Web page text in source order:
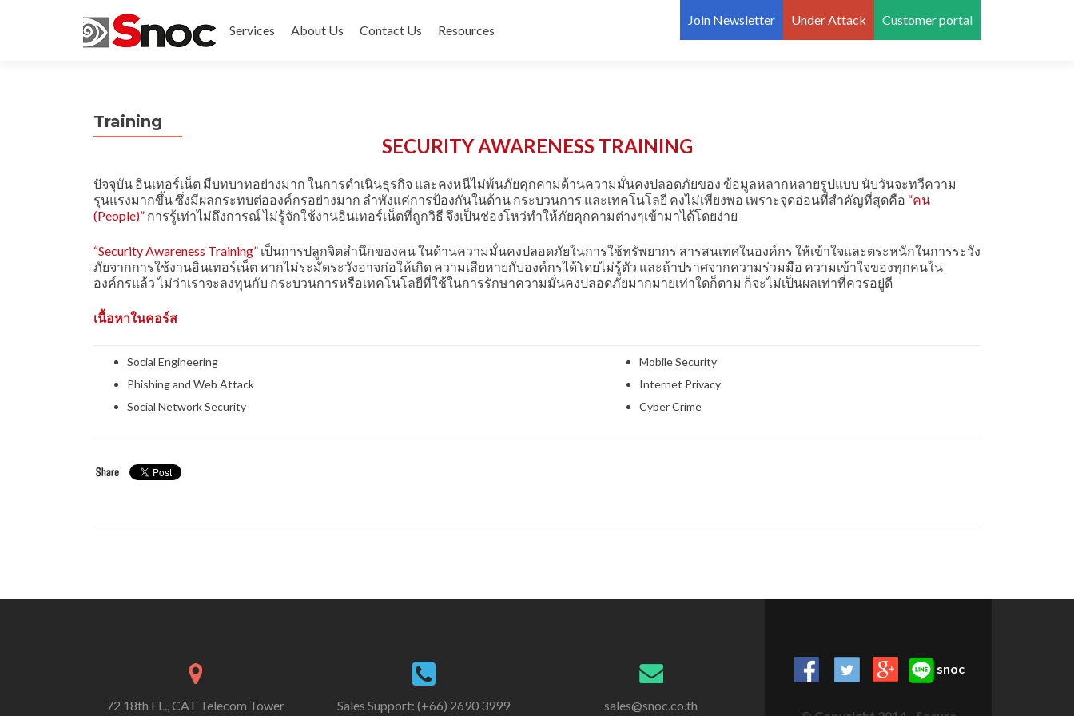
Services About Us Contact Us Resources
Join Newsletter Under Attack Customer portal
Training
SECURITY AWARENESS TRAINING
ปัจจุบัน อินเทอร์เน็ต มีบทบาทอย่างมาก ในการดำเนินธุรกิจ และคงหนีไม่พ้นภัยคุกคามด้านความมั่นคงปลอดภัยของ ข้อมูลหลากหลายรูปแบบ นับวันจะทวีความ
รุนแรงมากขึ้น ซึ่งมีผลกระทบต่อองค์กรอย่างมาก ลำพังแค่การป้องกันในด้าน กระบวนการ และเทคโนโลยี คงไม่เพียงพอ เพราะจุดอ่อนที่สำคัญที่สุดคือ “คน
(People)” การรู้เท่าไม่ถึงการณ์ ไม่รู้จักใช้งานอินเทอร์เน็ตที่ถูกวิธี จึงเป็นช่องโหว่ทำให้ภัยคุกคามต่างๆเข้ามาได้โดยง่าย
“Security Awareness Training” เป็นการปลูกจิตสำนึกของคน ในด้านความมั่นคงปลอดภัยในการใช้ทรัพยากร สารสนเทศในองค์กร ให้เข้าใจและตระหนักในการระวัง
ภัยจากการใช้งานอินเทอร์เน็ต หากไม่ระมัดระวังอาจก่อให้เกิด ความเสียหายกับองค์กรได้โดยไม่รู้ตัว และถ้าปราศจากความร่วมมือ ความเข้าใจของทุกคนใน
องค์กรแล้ว ไม่ว่าเราจะลงทุนกับ กระบวนการหรือเทคโนโลยีที่ใช้ในการรักษาความมั่นคงปลอดภัยมากมายเท่าใดก็ตาม ก็จะไม่เป็นผลเท่าที่ควรอยู่ดี
เนื้อหาในคอร์ส
Social Engineering
Phishing and Web Attack
Social Network Security
Mobile Security
Internet Privacy
Cyber Crime
72 18th FL., CAT Telecom Tower Sales Support: (+66) 2690 3999 sales@snoc.co.th
snoc